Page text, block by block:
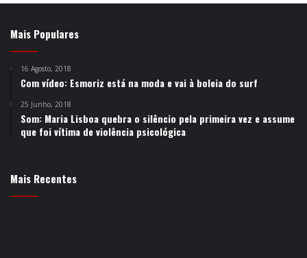
Mais Populares
16 Agosto, 2018
Com vídeo: Esmoriz está na moda e vai à boleia do surf
25 Junho, 2018
Som: Maria Lisboa quebra o silêncio pela primeira vez e assume
que foi vítima de violência psicológica
Mais Recentes